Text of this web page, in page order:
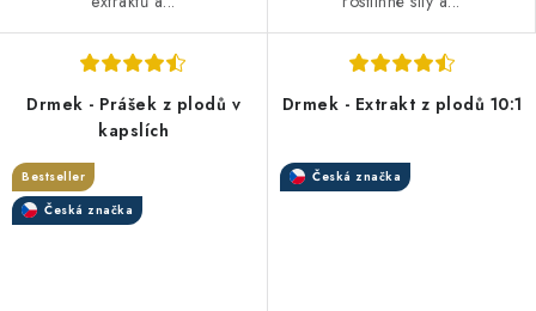
Drmek - Prášek z plodů v
kapslích
Bestseller
Česká značka
Drmek - Extrakt z plodů 10:1
Česká značka